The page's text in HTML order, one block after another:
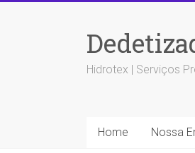
Hidrotex | Serviços
Home Nossa